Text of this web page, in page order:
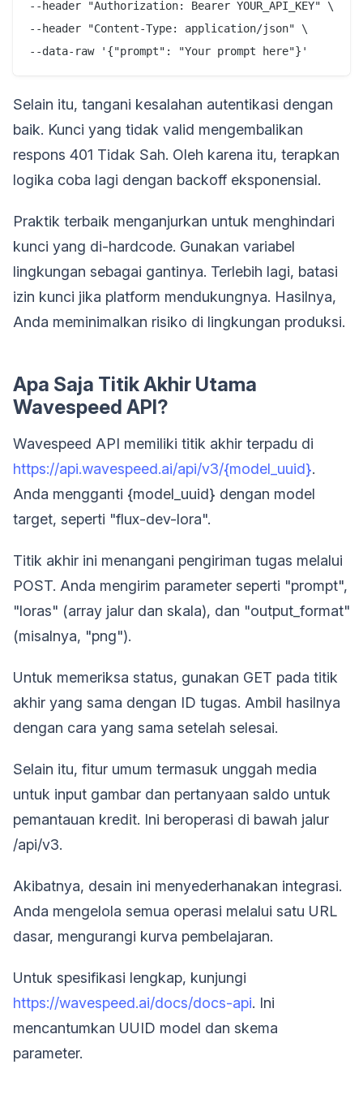
--header "Authorization: Bearer YOUR_API_KEY" \
--header "Content-Type: application/json" \
Selain itu, tangani kesalahan autentikasi dengan
baik. Kunci yang tidak valid mengembalikan
respons 401 Tidak Sah. Oleh karena itu, terapkan
logika coba lagi dengan backoff eksponensial.
Praktik terbaik menganjurkan untuk menghindari
kunci yang di-hardcode. Gunakan variabel
lingkungan sebagai gantinya. Terlebih lagi, batasi
izin kunci jika platform mendukungnya. Hasilnya,
Anda meminimalkan risiko di lingkungan produksi.
Apa Saja Titik Akhir Utama
Wavespeed API?
Wavespeed API memiliki titik akhir terpadu di
https://api.wavespeed.ai/api/v3/{model_uuid}.
Anda mengganti {model_uuid} dengan model
target, seperti "flux-dev-lora".
Titik akhir ini menangani pengiriman tugas melalui
POST. Anda mengirim parameter seperti "prompt",
"loras" (array jalur dan skala), dan "output_format"
(misalnya, "png").
Untuk memeriksa status, gunakan GET pada titik
akhir yang sama dengan ID tugas. Ambil hasilnya
dengan cara yang sama setelah selesai.
Selain itu, fitur umum termasuk unggah media
untuk input gambar dan pertanyaan saldo untuk
pemantauan kredit. Ini beroperasi di bawah jalur
/api/v3.
Akibatnya, desain ini menyederhanakan integrasi.
Anda mengelola semua operasi melalui satu URL
dasar, mengurangi kurva pembelajaran.
Untuk spesifikasi lengkap, kunjungi
https://wavespeed.ai/docs/docs-api. Ini
mencantumkan UUID model dan skema
parameter.